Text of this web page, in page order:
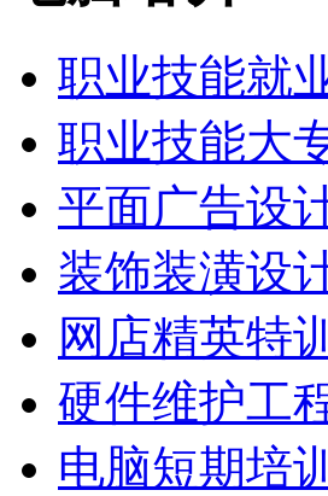
职业技能就
职业技能大
平面广告设
装饰装潢设
网店精英特
硬件维护工
电脑短期培训